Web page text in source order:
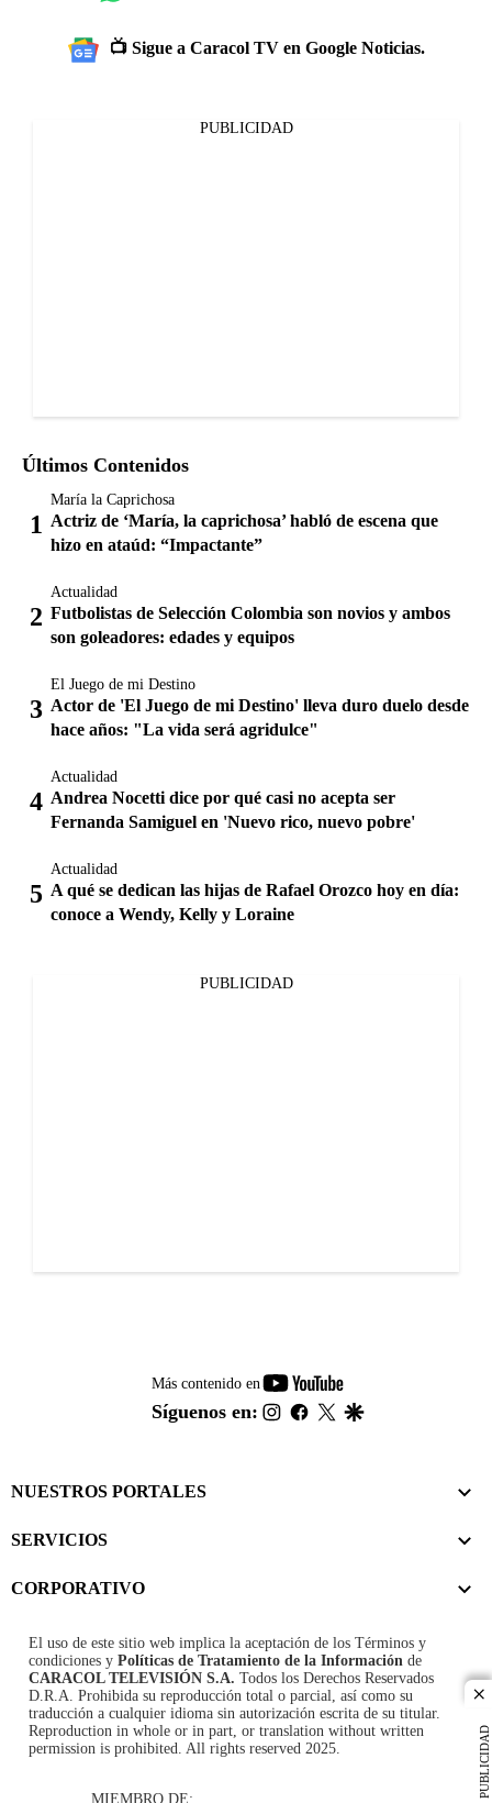
PUBLICIDAD
📺 Sigue a Caracol TV en Google Noticias.
PUBLICIDAD
Últimos Contenidos
María la Caprichosa
Actriz de ‘María, la caprichosa’ habló de escena que
hizo en ataúd: “Impactante”
Actualidad
Futbolistas de Selección Colombia son novios y ambos
son goleadores: edades y equipos
El Juego de mi Destino
Actor de 'El Juego de mi Destino' lleva duro duelo desde
hace años: "La vida será agridulce"
Actualidad
Andrea Nocetti dice por qué casi no acepta ser
Fernanda Samiguel en 'Nuevo rico, nuevo pobre'
Actualidad
A qué se dedican las hijas de Rafael Orozco hoy en día:
conoce a Wendy, Kelly y Loraine
PUBLICIDAD
Más contenido en
youtube-
footer
Síguenos en: instagram
facebook
twitter
NUESTROS PORTALES
SERVICIOS
CORPORATIVO
El uso de este sitio web implica la aceptación de los Términos y
condiciones y Políticas de Tratamiento de la Información de
CARACOL TELEVISIÓN S.A. Todos los Derechos Reservados
D.R.A. Prohibida su reproducción total o parcial, así como su
traducción a cualquier idioma sin autorización escrita de su titular.
Reproduction in whole or in part, or translation without written
permission is prohibited. All rights reserved 2025.
MIEMBRO DE: